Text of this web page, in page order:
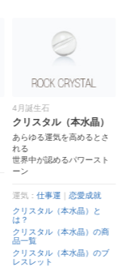
4月誕生石
クリスタル（本水晶）
あらゆる運気を高めるとさ
れる
世界中が認めるパワースト
ーン
運気：仕事運 ｜恋愛成就
クリスタル（本水晶）と
は？
クリスタル（本水晶）の商
品一覧
クリスタル（本水晶）のブ
レスレット